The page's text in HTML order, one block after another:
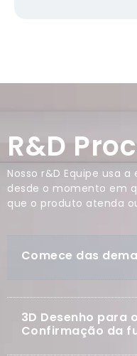
R&D
Nosso r&D Equipe usa
desde o momento em
que o produto atenda
Comece das
3D Desenho para
Confirmação da